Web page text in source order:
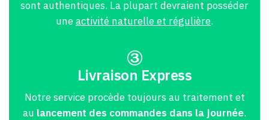
sont authentiques. La plupart devraient posséder
uneactivité naturelle et régulière.
Livraison Express
Notre service procède toujours au traitement et
au lancement des commandes dans la journée.